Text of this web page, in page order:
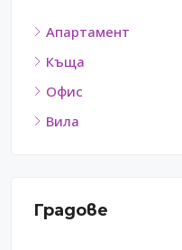
Апартамент
Къща
Офис
Вила
Градове